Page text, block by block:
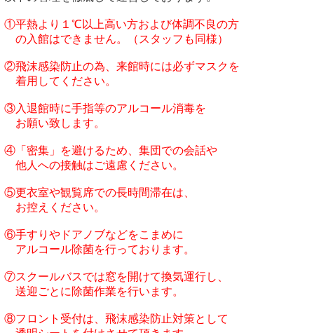
①平熱より１℃以上高い方および体調不良の方
の入館はできません。（スタッフも同様）
②飛沫感染防止の為、来館時には必ずマスクを
着用してください。
③入退館時に手指等のアルコール消毒を
お願い致します。
④「密集」を避けるため、集団での会話や
他人への接触はご遠慮ください。
⑤更衣室や観覧席での長時間滞在は、
お控えください。
⑥手すりやドアノブなどをこまめに
アルコール除菌を行っております。
⑦スクールバスでは窓を開けて換気運行し、
送迎ごとに除菌作業を行います。
⑧フロント受付は、飛沫感染防止対策として